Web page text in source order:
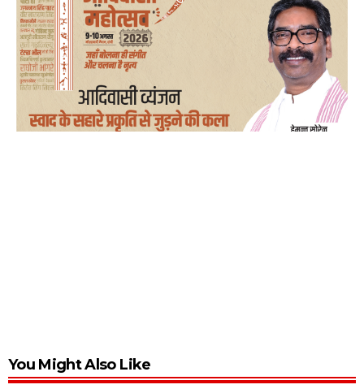
You Might Also Like